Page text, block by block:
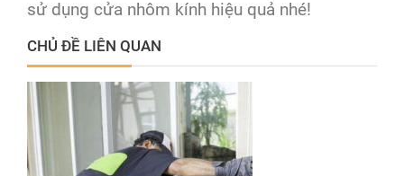
sử dụng cửa nhôm kính hiệu quả nhé!
CHỦ ĐỀ LIÊN QUAN